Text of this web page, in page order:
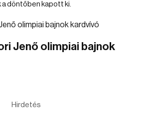
a döntőben kapott ki.
Jenő olimpiai bajnok
Hirdetés